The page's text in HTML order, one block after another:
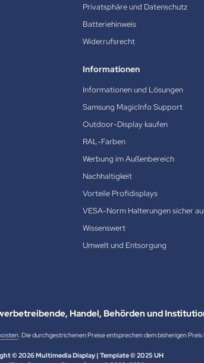
Privatsphäre und Datenschutz
Batteriehinweis
Widerrufsrecht
Informationen
Informationen und Lösungen
Samsung MagicInfo Support
Outdoor-Display kaufen
RAL-Farben
Werbung im Außenbereich
Nachhaltigkeit
Vorteile Profidisplays
VESA-Norm Halterungen sicher
Wissenswert
Umwelt und Entsorgung
Handel, Behörden und
. Die durchgestrichenen Preise entsprechen dem bisherigen Preis
© 2026 Multimedia Display | Template © 2025 UH